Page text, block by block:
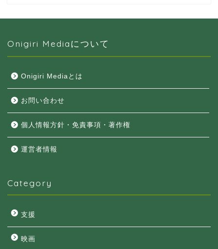
Onigiri Mediaについて
Onigiri Mediaとは
お問い合わせ
個人情報方針・免責事項・著作権
運営者情報
Category
支援
映画